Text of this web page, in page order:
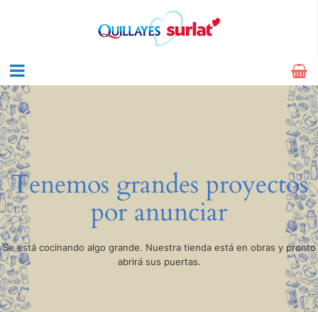
Tenemos grandes proyectos
por anunciar
Se está cocinando algo grande. Nuestra tienda está en obras y pronto
abrirá sus puertas.